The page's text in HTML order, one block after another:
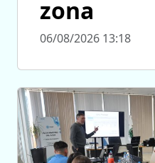
zona
06/08/2026 13:18